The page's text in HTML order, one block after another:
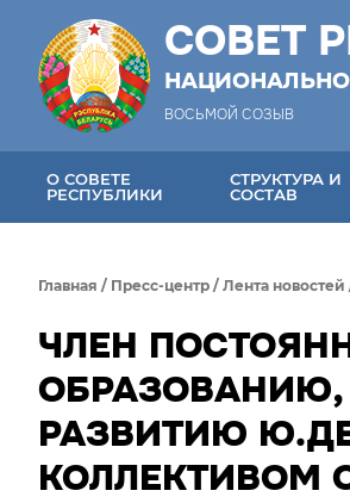
СОВЕТ
ВОСЬМОЙ СОЗЫВ
О СОВЕТЕ
РЕСПУБЛИКИ
СТРУКТУРА И
СОСТАВ
Главная / Пресс-центр / Лента новостей
ЧЛЕН
ОБРАЗОВАНИЮ,
РАЗВИТИЮ
КОЛЛЕКТИВОМ